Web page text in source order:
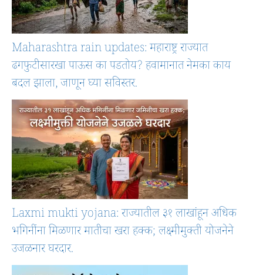
Maharashtra rain updates: महाराष्ट्र राज्यात
ढगफुटीसारखा पाऊस का पडतोय? हवामानात नेमका काय
बदल झाला, जाणून घ्या सविस्तर.
Laxmi mukti yojana: राज्यातील ३१ लाखांहून अधिक
भगिनींना मिळणार मातीचा खरा हक्क; लक्ष्मीमुक्ती योजनेने
उजळनार घरदार.